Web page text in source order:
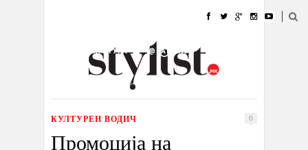
УБАВИНА
КУЛТУРА @РАБОТА
ИЗЛОГ
КУЛТУРЕН ВОДИЧ 0
Промоција на